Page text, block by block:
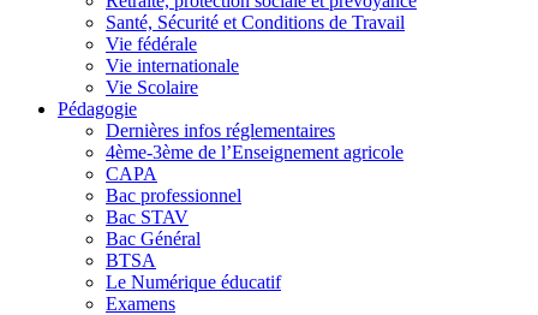
Santé, Sécurité et Conditions de Travail
Vie fédérale
Vie internationale
Vie Scolaire
Pédagogie
Dernières infos réglementaires
4ème-3ème de l’Enseignement agricole
CAPA
Bac professionnel
Bac STAV
Bac Général
BTSA
Le Numérique éducatif
Examens